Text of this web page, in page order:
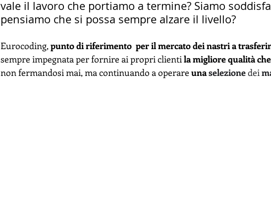
vale il lavoro che portiamo a termine? Siamo
pensiamo che si possa sempre alzare il livello?
Eurocoding, punto di riferimento  per il mercato dei nastri a
sempre impegnata per fornire ai propri clienti la migliore qualità
non fermandosi mai, ma continuando a operare una selezione dei